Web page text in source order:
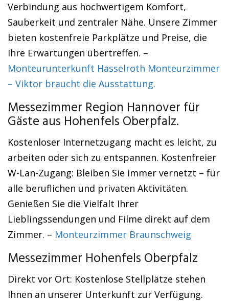
Verbindung aus hochwertigem Komfort,
Sauberkeit und zentraler Nähe. Unsere Zimmer
bieten kostenfreie Parkplätze und Preise, die
Ihre Erwartungen übertreffen. –
Monteurunterkunft Hasselroth Monteurzimmer
– Viktor braucht die Ausstattung.
Messezimmer Region Hannover für
Gäste aus Hohenfels Oberpfalz.
Kostenloser Internetzugang macht es leicht, zu
arbeiten oder sich zu entspannen. Kostenfreier
W-Lan-Zugang: Bleiben Sie immer vernetzt – für
alle beruflichen und privaten Aktivitäten.
Genießen Sie die Vielfalt Ihrer
Lieblingssendungen und Filme direkt auf dem
Zimmer. – Monteurzimmer Braunschweig
Messezimmer Hohenfels Oberpfalz
Direkt vor Ort: Kostenlose Stellplätze stehen
Ihnen an unserer Unterkunft zur Verfügung.